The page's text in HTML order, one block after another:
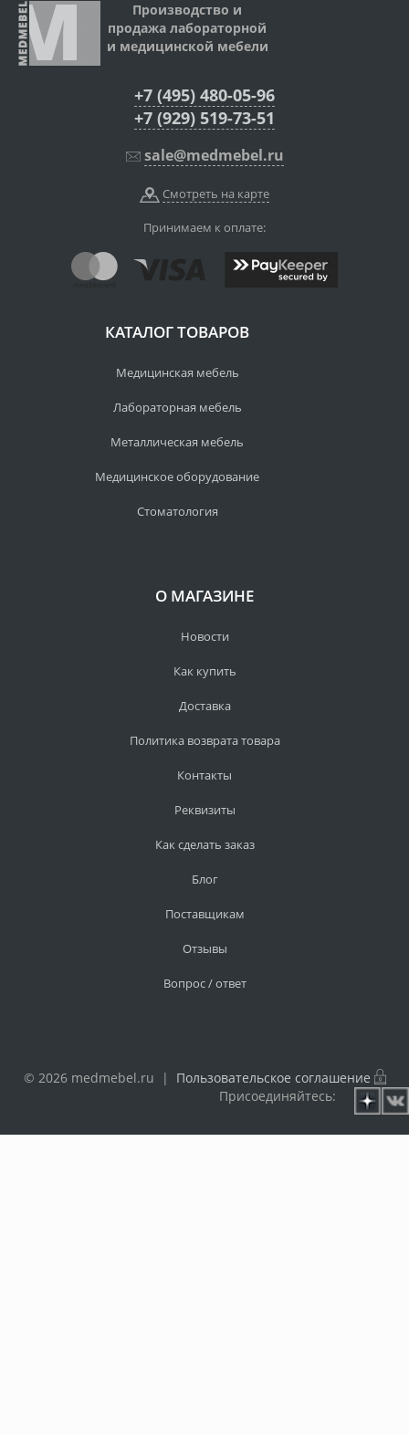
Производство и
продажа лабораторной
и медицинской мебели
+7 (495) 480-05-96
+7 (929) 519-73-51
sale@medmebel.ru
Смотреть на карте
Принимаем к оплате:
КАТАЛОГ ТОВАРОВ
Медицинская мебель
Лабораторная мебель
Металлическая мебель
Медицинское оборудование
Стоматология
О МАГАЗИНЕ
Новости
Как купить
Доставка
Политика возврата товара
Контакты
Реквизиты
Как сделать заказ
Блог
Поставщикам
Отзывы
Вопрос / ответ
© 2026 medmebel.ru | Пользовательское соглашение
Присоединяйтесь: